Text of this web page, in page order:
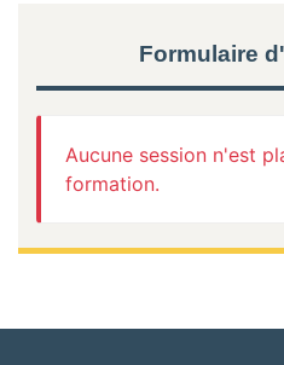
Formulaire
Aucune session n'est
formation.